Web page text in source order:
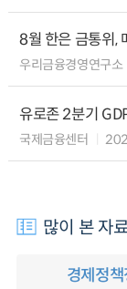
8월 한은 금통위,
우리금융경영연구소
유로존 2분기
국제금융센터
많이 본 자
경제정